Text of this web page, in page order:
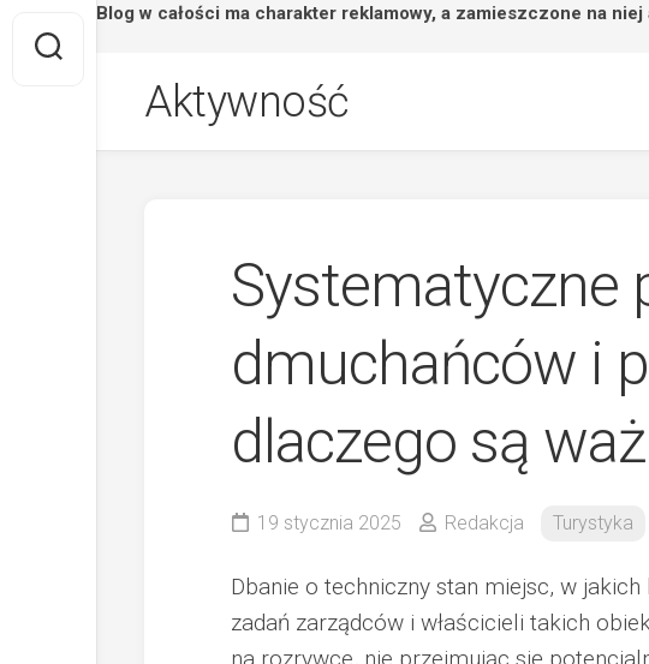
Strona/Blog w całości ma charakter reklamowy, a zamieszczone na
Aktywność
Systematyczne
dmuchańców i
dlaczego są
19 stycznia 2025 Redakcja Turystyka
Dbanie o techniczny stan miejsc, w
zadań zarządców i właścicieli takich